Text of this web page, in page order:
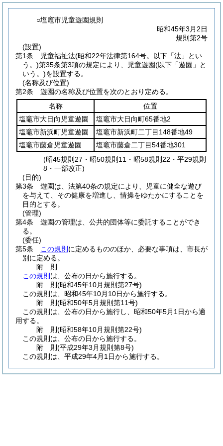
○塩竈市児童遊園規則
昭和45年3月2日
規則第2号
(設置)
第1条
児童福祉法(昭和22年法律第164号。以下「法」とい
う。)第35条第3項の規定により、児童遊園(以下「遊園」と
いう。)を設置する。
(名称及び位置)
第2条
遊園の名称及び位置を次のとおり定める。
名称
位置
塩竈市大日向児童遊園
塩竈市大日向町65番地2
塩竈市新浜町児童遊園
塩竈市新浜町二丁目148番地49
塩竈市藤倉児童遊園
塩竈市藤倉二丁目54番地301
(昭45規則27・昭50規則11・昭58規則22・平29規則
8・一部改正)
(目的)
第3条
遊園は、法第40条の規定により、児童に健全な遊び
を与えて、その健康を増進し、情操をゆたかにすることを
目的とする。
(管理)
第4条
遊園の管理は、公共的団体等に委託することができ
る。
(委任)
第5条
この規則 に定めるもののほか、必要な事項は、市長が
別に定める。
附 則
この規則 は、公布の日から施行する。
附 則(昭和45年10月規則第27号)
この規則は、昭和45年10月10日から施行する。
附 則(昭和50年5月規則第11号)
この規則は、公布の日から施行し、昭和50年5月1日から適
用する。
附 則(昭和58年10月規則第22号)
この規則は、公布の日から施行する。
附 則(平成29年3月規則第8号)
この規則は、平成29年4月1日から施行する。